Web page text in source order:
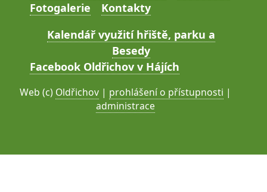
Fotogalerie
Kontakty
Kalendář využití hřiště, parku a
Besedy
Facebook Oldřichov v Hájích
Web (c) Oldřichov | prohlášení o přístupnosti |
administrace